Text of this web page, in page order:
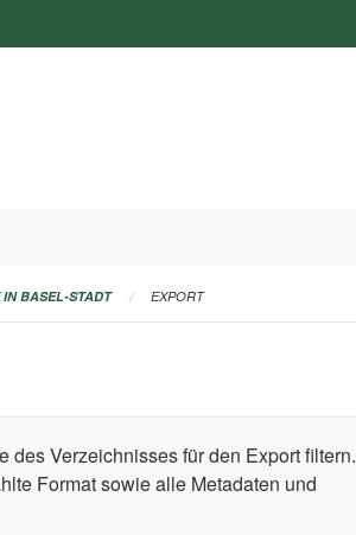
BASEL-STADT EXPORT
Verzeichnisses für den Export filtern.
Format sowie alle Metadaten und